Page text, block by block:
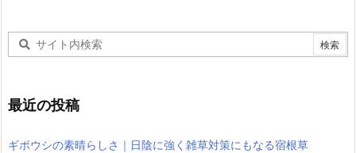
最近の投稿
ギボウシの素晴らしさ｜日陰に強く雑草対策にもなる宿根草